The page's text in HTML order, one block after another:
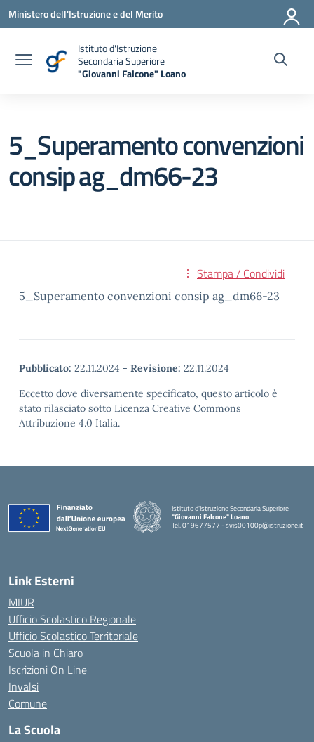
Vai ai contenuti
Vai al menu di navigazione
Vai al footer
Ministero dell'Istruzione e del Merito
Istituto d'Istruzione
Secondaria Superiore
"Giovanni Falcone" Loano
5_Superamento convenzioni
consip ag_dm66-23
Stampa / Condividi
5_Superamento convenzioni consip ag_dm66-23
Pubblicato: 22.11.2024 - Revisione: 22.11.2024
Eccetto dove diversamente specificato, questo articolo è
stato rilasciato sotto Licenza Creative Commons
Attribuzione 4.0 Italia.
Istituto d'Istruzione Secondaria Superiore
"Giovanni Falcone" Loano
Tel. 019677577 - svis00100p@istruzione.it
— Visita la pagina iniziale della scuola
Link Esterni
MIUR
Ufficio Scolastico Regionale
Ufficio Scolastico Territoriale
Scuola in Chiaro
Iscrizioni On Line
Invalsi
Comune
La Scuola